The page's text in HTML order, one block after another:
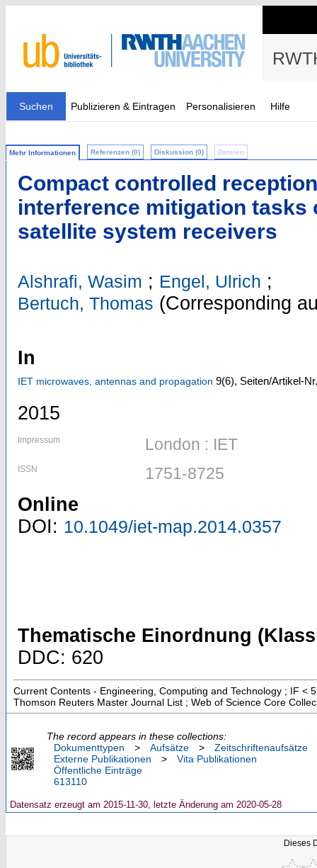
Suchen Publizieren & Eintragen Personalisieren Hilfe
Mehr Informationen Referenzen (0) Diskussion (0) Dateien
Compact controlled
interference mitigation tasks
satellite system receivers
Alshrafi, Wasim ; Engel, Ulrich ;
Bertuch, Thomas (Corresponding
In
IET microwaves, antennas and propagation 9(6), Seiten/Artikel-
2015
Impressum London : IET
ISSN 1751-8725
Online
DOI: 10.1049/iet-map.2014.0357
Thematische Einordnung
DDC: 620
Current Contents - Engineering, Computing and Technology ; IF <
Thomson Reuters Master Journal List ; Web of Science Core
The record appears in these collections:
Dokumenttypen
> Aufsätze >
Zeitschriftenaufsätze
Externe Publikationen
>
Vita Publikationen
Öffentliche Einträge
613110
Datensatz erzeugt am 2015-11-30, letzte Änderung am 2020-05-28
Dieses